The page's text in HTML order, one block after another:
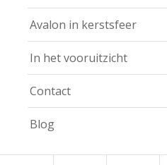
Avalon in kerstsfeer
In het vooruitzicht
Contact
Blog